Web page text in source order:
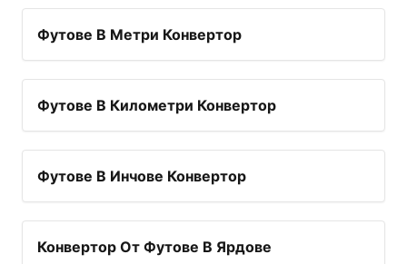
Футове В Метри Конвертор
Футове В Километри Конвертор
Футове В Инчове Конвертор
Конвертор От Футове В Ярдове